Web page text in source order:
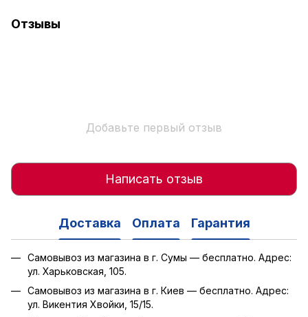
Отзывы
Добавьте первый отзыв
Написать отзыв
Доставка Оплата Гарантия
Самовывоз из магазина в г. Сумы — бесплатно. Адрес:
ул. Харьковская, 105.
Самовывоз из магазина в г. Киев — бесплатно. Адрес:
ул. Викентия Хвойки, 15/15.